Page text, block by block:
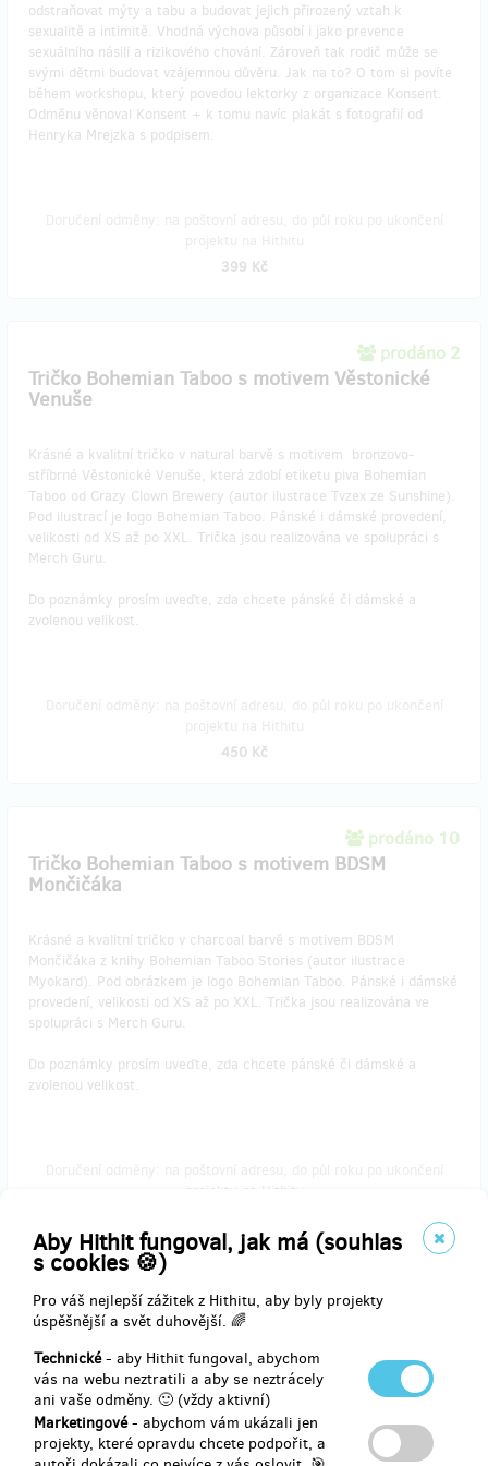
Aby Hithit fungoval, jak má (souhlas
s cookies 🍪)
Pro váš nejlepší zážitek z Hithitu, aby byly projekty
úspěšnější a svět duhovější. 🌈
Technické- aby Hithit fungoval, abychom
vás na webu neztratili a aby se neztrácely
ani vaše odměny. 🙂 (vždy aktivní)
Marketingové- abychom vám ukázali jen
projekty, které opravdu chcete podpořit, a
odstraňovat mýty a tabu a budovat jejich přirozený vztah k
sexualitě a intimitě. Vhodná výchova působí i jako prevence
sexuálního násilí a rizikového chování. Zároveň tak rodič může se
svými dětmi budovat vzájemnou důvěru. Jak na to? O tom si povíte
během workshopu, který povedou lektorky z organizace Konsent.
Odměnu věnoval Konsent + k tomu navíc plakát s fotografií od
Henryka Mrejzka s podpisem.
399 Kč
prodáno 2
Tričko Bohemian Taboo s motivem Věstonické
Venuše
Krásné a kvalitní tričko v natural barvě s motivem bronzovo-
stříbrné Věstonické Venuše, která zdobí etiketu piva Bohemian
Taboo od Crazy Clown Brewery (autor ilustrace Tvzex ze Sunshine).
Pod ilustrací je logo Bohemian Taboo. Pánské i dámské provedení,
velikosti od XS až po XXL. Trička jsou realizována ve spolupráci s
Merch Guru.
Do poznámky prosím uveďte, zda chcete pánské či dámské a
zvolenou velikost.
450 Kč
prodáno 10
Tričko Bohemian Taboo s motivem BDSM
Mončičáka
Krásné a kvalitní tričko v charcoal barvě s motivem BDSM
Mončičáka z knihy Bohemian Taboo Stories (autor ilustrace
Myokard). Pod obrázkem je logo Bohemian Taboo. Pánské i dámské
provedení, velikosti od XS až po XXL. Trička jsou realizována ve
spolupráci s Merch Guru.
Do poznámky prosím uveďte, zda chcete pánské či dámské a
zvolenou velikost.
projektu na Hithitu
prodáno 1
Tričko Bohemian Taboo s motivem šachovnice
Krásné a kvalitní sexy tričko v šedé barvě s motivem šachovnice z
knihy Bohemian Taboo Stories (autor ilustrace Daniel Kurz). Pod
obrázkem je logo Bohemian Taboo. Pánské i dámské provedení,
velikosti od S až po XXL.